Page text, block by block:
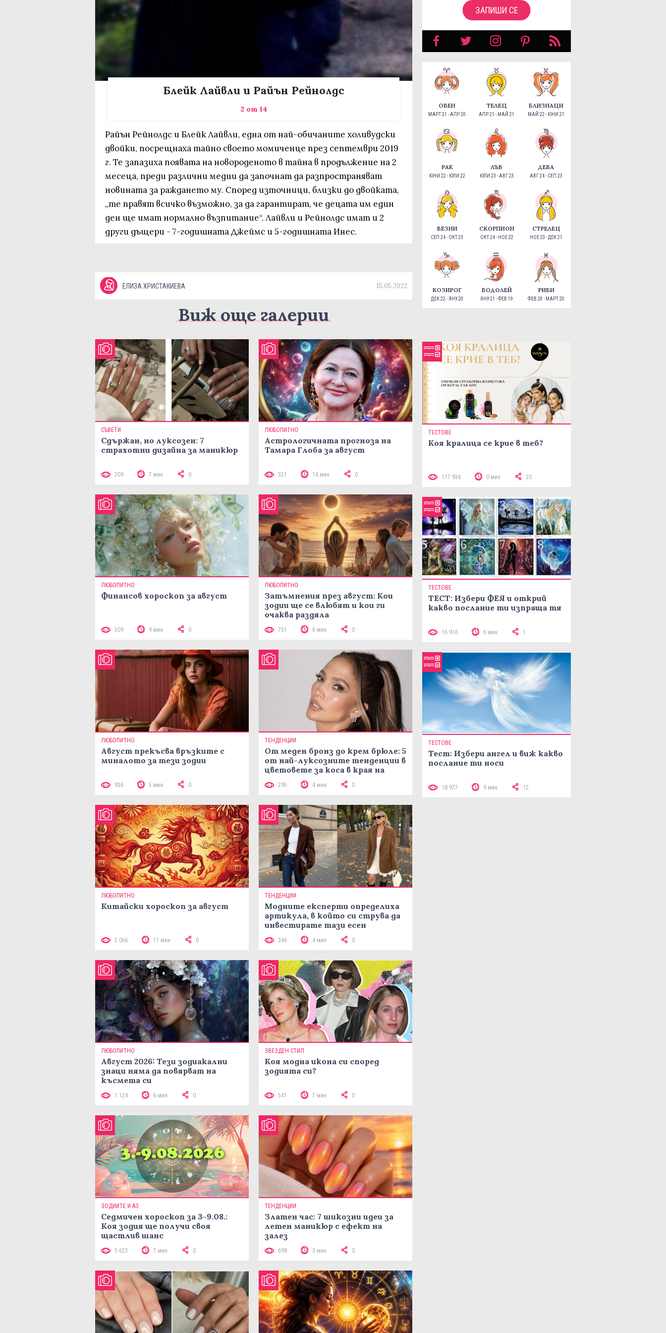
Блейк Лайвли и Райън Рейнолдс
2 от 14
Райън Рейнолдс и Блейк Лайвли, една от най-обичаните холивудски
двойки, посрещнаха тайно своето момиченце през септември 2019
г. Те запазиха появата на новороденото в тайна в продължение на 2
месеца, преди различни медии да започнат да разпространяват
новината за раждането му. Според източници, близки до двойката,
„те правят всичко възможно, за да гарантират, че децата им един
ден ще имат нормално възпитание“. Лайвли и Рейнолдс имат и 2
други дъщери - 7-годишната Джеймс и 5-годишната Инес.
ЕЛИЗА ХРИСТАКИЕВА 15.05.2022
Виж още галерии
СЪВЕТИ
Сдържан, но луксозен: 7
страхотни дизайна за маникюр
209 7 мин 0
ЛЮБОПИТНО
Астрологичната прогноза на
Тамара Глоба за август
321 14 мин 0
ЛЮБОПИТНО
Финансов хороскоп за август
509 9 мин 0
ЛЮБОПИТНО
Затъмнения през август: Кои
зодии ще се влюбят и кои ги
очаква раздяла
731 6 мин 0
ЛЮБОПИТНО
Август прекъсва връзките с
миналото за тези зодии
936 5 мин 0
ТЕНДЕНЦИИ
От меден бронз до крем брюле: 5
от най-луксозните тенденции в
цветовете за коса в края на
295 4 мин 0
ЛЮБОПИТНО
Китайски хороскоп за август
5 066 11 мин 0
ТЕНДЕНЦИИ
Модните експерти определиха
артикула, в който си струва да
инвестирате тази есен
346 4 мин 0
ЛЮБОПИТНО
Август 2026: Тези зодиакални
знаци няма да повярват на
късмета си
1 124 6 мин 0
ЗВЕЗДЕН СТИЛ
Коя модна икона си според
зодията си?
541 7 мин 0
ЗОДИИТЕ И АЗ
Седмичен хороскоп за 3-9.08.:
Коя зодия ще получи своя
щастлив шанс
3 623 7 мин 0
ТЕНДЕНЦИИ
Златен час: 7 шикозни идеи за
летен маникюр с ефект на
залез
698 3 мин 0
ЗАПИШИ СЕ
ОВЕН
МАРТ 21 - АПР 20
ТЕЛЕЦ
АПР 21 - МАЙ 21
БЛИЗНАЦИ
МАЙ 22 - ЮНИ 21
РАК
ЮНИ 22 - ЮЛИ 22
ЛЪВ
ЮЛИ 23 - АВГ 23
ДЕВА
АВГ 24 - СЕП 23
ВЕЗНИ
СЕП 24 - ОКТ 23
СКОРПИОН
ОКТ 24 - НОЕ 22
СТРЕЛЕЦ
НОЕ 23 - ДЕК 21
КОЗИРОГ
ДЕК 22 - ЯНУ 20
ВОДОЛЕЙ
ЯНУ 21 - ФЕВ 19
РИБИ
ФЕВ 20 - МАРТ 20
ТЕСТОВЕ
Коя кралица се крие в теб?
117 936 0 мин 20
ТЕСТОВЕ
ТЕСТ: Избери ФЕЯ и открий
какво послание ти изпраща тя
16 916 6 мин 1
ТЕСТОВЕ
Тест: Избери ангел и виж какво
послание ти носи
18 977 9 мин 12